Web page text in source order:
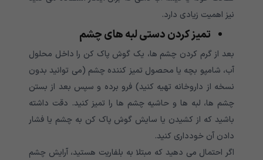
نیز اهمیت زیادی دارد.
تمیز کردن دستی لبه های چشم
بعد از گرم کردن چشم ها، یک گوش پاک کن را داخل محلول
آب، شامپو بچه یا محصول تمیز کننده چشم (می توانید بدون
نسخه از داروخانه تهیه کنید) فرو برده و سپس بعد از بستن
چشم ها، لبه ها و حاشیه چشم ها را تمیز کنید. دقت داشته
باشید که از کشیدن یا سایش گوش پاک کن به چشم یا فشار
دادن آن خودداری کنید.
اگر احتمال می دهید که مبتلا به بلفاریت هستید، آرایش چشم